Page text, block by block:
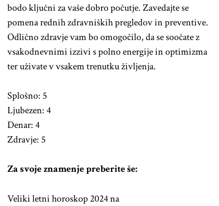
bodo ključni za vaše dobro počutje. Zavedajte se
pomena rednih zdravniških pregledov in preventive.
Odlično zdravje vam bo omogočilo, da se soočate z
vsakodnevnimi izzivi s polno energije in optimizma
ter uživate v vsakem trenutku življenja.
Splošno: 5
Ljubezen: 4
Denar: 4
Zdravje: 5
Za svoje znamenje preberite še:
Veliki letni horoskop 2024 na